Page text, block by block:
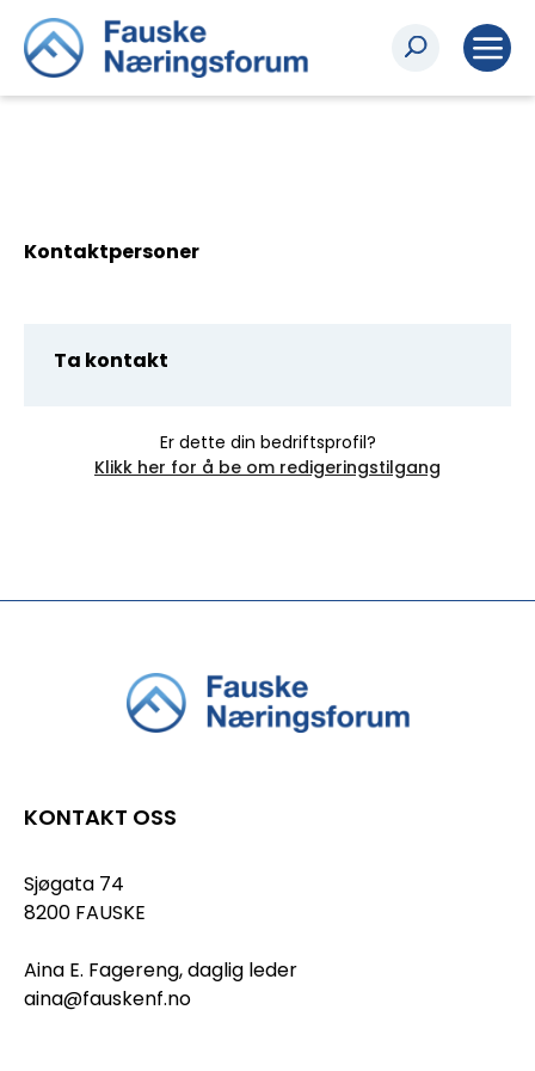
Kontaktpersoner
Ta kontakt
Er dette din bedriftsprofil?
Klikk her for å be om redigeringstilgang
KONTAKT OSS
Sjøgata 74
8200 FAUSKE
Aina E. Fagereng, daglig leder
aina@fauskenf.no